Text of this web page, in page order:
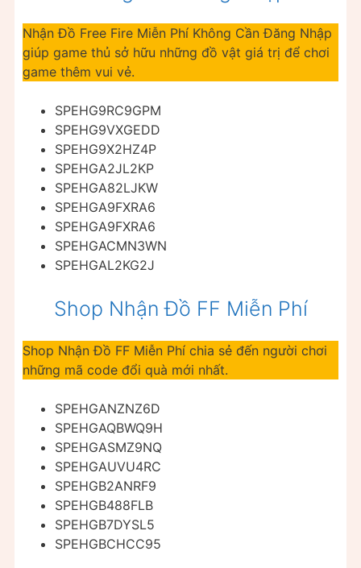
Nhận Đồ Free Fire Miễn Phí Không Cần Đăng Nhập
giúp game thủ sở hữu những đồ vật giá trị để chơi
game thêm vui vẻ.
SPEHG9RC9GPM
SPEHG9VXGEDD
SPEHG9X2HZ4P
SPEHGA2JL2KP
SPEHGA82LJKW
SPEHGA9FXRA6
SPEHGA9FXRA6
SPEHGACMN3WN
SPEHGAL2KG2J
Shop Nhận Đồ FF Miễn Phí
Shop Nhận Đồ FF Miễn Phí chia sẻ đến người chơi
những mã code đổi quà mới nhất.
SPEHGANZNZ6D
SPEHGAQBWQ9H
SPEHGASMZ9NQ
SPEHGAUVU4RC
SPEHGB2ANRF9
SPEHGB488FLB
SPEHGB7DYSL5
SPEHGBCHCC95